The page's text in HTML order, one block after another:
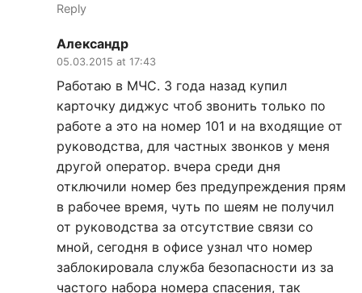
Reply
Александр
05.03.2015 at 17:43
Работаю в МЧС. 3 года назад купил
карточку диджус чтоб звонить только по
работе а это на номер 101 и на входящие от
руководства, для частных звонков у меня
другой оператор. вчера среди дня
отключили номер без предупреждения прям
в рабочее время, чуть по шеям не получил
от руководства за отсутствие связи со
мной, сегодня в офисе узнал что номер
заблокировала служба безопасности из за
частого набора номера спасения, так